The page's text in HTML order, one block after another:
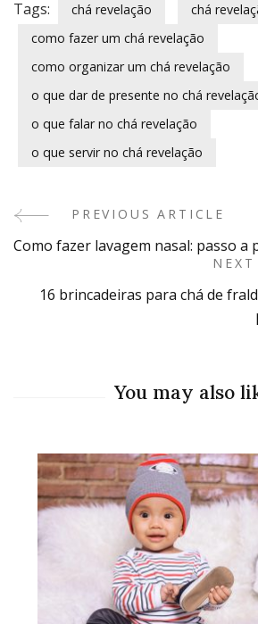
Tags: chá revelação
chá
como fazer um chá revelação
como organizar um chá revelação
o que dar de presente no chá
o que falar no chá revelação
o que servir no chá revelação
Post
Navigation
PREVIOUS ARTICLE
Como fazer lavagem nasal: passo a
16 brincadeiras para chá de
You may also